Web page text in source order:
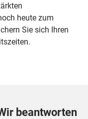
heute zum
Sie sich Ihren
beantworten